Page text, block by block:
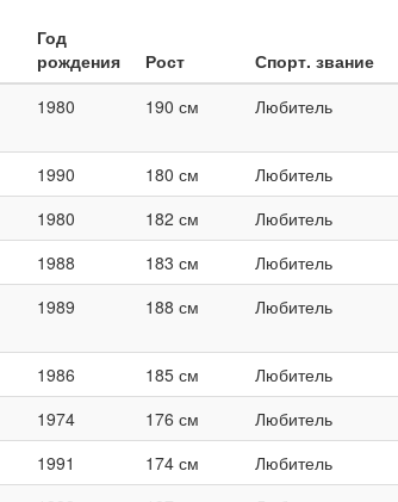
Год
рождения
Рост Спорт. звание
1980 190 см Любитель
1990 180 см Любитель
1980 182 см Любитель
1988 183 см Любитель
1989 188 см Любитель
1986 185 см Любитель
1974 176 см Любитель
1991 174 см Любитель